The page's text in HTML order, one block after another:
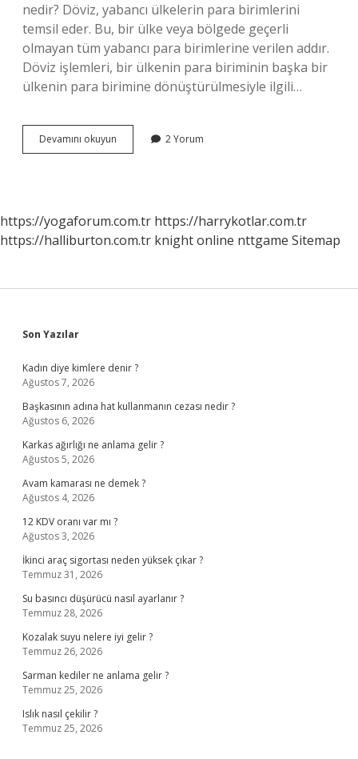
nedir? Döviz, yabancı ülkelerin para birimlerini
temsil eder. Bu, bir ülke veya bölgede geçerli
olmayan tüm yabancı para birimlerine verilen addır.
Döviz işlemleri, bir ülkenin para biriminin başka bir
ülkenin para birimine dönüştürülmesiyle ilgili…
Devamını okuyun
Ve
2 Yorum
https://yogaforum.com.tr https://harrykotlar.com.tr
https://halliburton.com.tr knight online nttgame Sitemap
Sidebar
Son Yazılar
Kadın diye kimlere denir ?
Ağustos 7, 2026
Başkasının adına hat kullanmanın cezası nedir ?
Ağustos 6, 2026
Karkas ağırlığı ne anlama gelir ?
Ağustos 5, 2026
Avam kamarası ne demek ?
Ağustos 4, 2026
12 KDV oranı var mı ?
Ağustos 3, 2026
İkinci araç sigortası neden yüksek çıkar ?
Temmuz 31, 2026
Su basıncı düşürücü nasıl ayarlanır ?
Temmuz 28, 2026
Kozalak suyu nelere iyi gelir ?
Temmuz 26, 2026
Sarman kediler ne anlama gelir ?
Temmuz 25, 2026
Islık nasıl çekilir ?
Temmuz 25, 2026